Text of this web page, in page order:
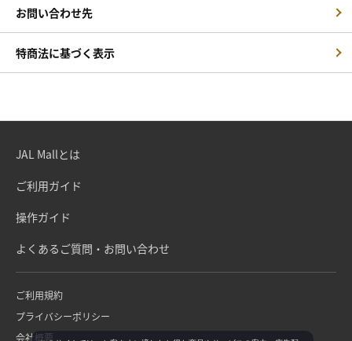
お問い合わせ先
特商法に基づく表示
JAL Mallとは
ご利用ガイド
操作ガイド
よくあるご質問・お問い合わせ
ご利用規約
プライバシーポリシー
会社概要